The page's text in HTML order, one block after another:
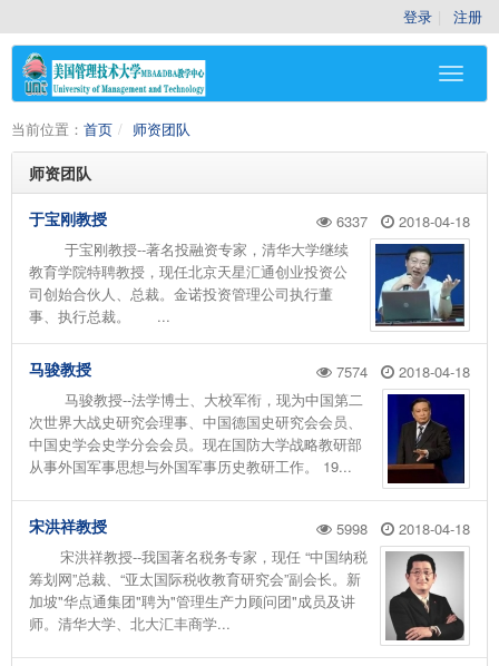
登录 注册
当前位置： 首页 师资团队
师资团队
6337 2018-04-18
于宝刚教授
于宝刚教授--著名投融资专家，清华大学继续
教育学院特聘教授，现任北京天星汇通创业投资公
司创始合伙人、总裁。金诺投资管理公司执行董
事、执行总裁。 ...
7574 2018-04-18
马骏教授
马骏教授--法学博士、大校军衔，现为中国第二
次世界大战史研究会理事、中国德国史研究会会员、
中国史学会史学分会会员。现在国防大学战略教研部
从事外国军事思想与外国军事历史教研工作。 19...
5998 2018-04-18
宋洪祥教授
宋洪祥教授--我国著名税务专家，现任 “中国纳税
筹划网”总裁、“亚太国际税收教育研究会”副会长。新
加坡"华点通集团"聘为"管理生产力顾问团"成员及讲
师。清华大学、北大汇丰商学...